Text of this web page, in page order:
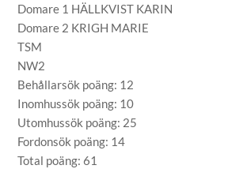
Domare 1 HÄLLKVIST KARIN
Domare 2 KRIGH MARIE
TSM
NW2
Behållarsök poäng: 12
Inomhussök poäng: 10
Utomhussök poäng: 25
Fordonsök poäng: 14
Total poäng: 61